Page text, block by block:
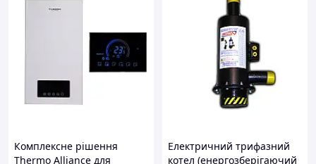
Комплексне рішення
Thermo Alliance для
Електричний трифазний
котел (енергозберігаючий